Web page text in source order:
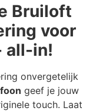
Bruiloft
voor
all-in!
onvergetelijk
geef je jouw
touch. Laat